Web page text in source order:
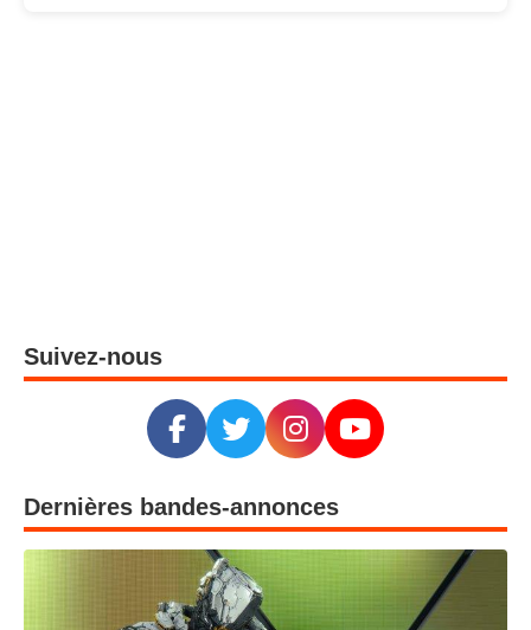
Suivez-nous
Dernières bandes-annonces